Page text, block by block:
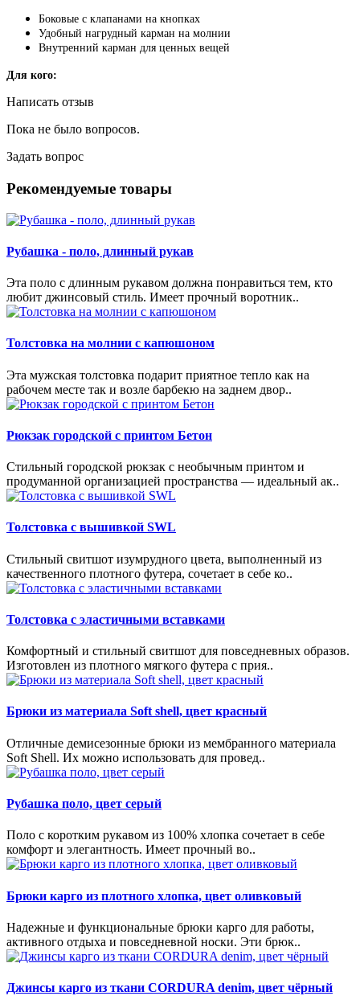
Боковые с клапанами на кнопках
Удобный нагрудный карман на молнии
Внутренний карман для ценных вещей
Для кого:
Написать отзыв
Пока не было вопросов.
Задать вопрос
Рекомендуемые товары
Рубашка - поло, длинный рукав
Эта поло с длинным рукавом должна понравиться тем, кто
любит джинсовый стиль. Имеет прочный воротник..
Толстовка на молнии с капюшоном
Эта мужская толстовка подарит приятное тепло как на
рабочем месте так и возле барбекю на заднем двор..
Рюкзак городской с принтом Бетон
Стильный городской рюкзак с необычным принтом и
продуманной организацией пространства — идеальный ак..
Толстовка с вышивкой SWL
Стильный свитшот изумрудного цвета, выполненный из
качественного плотного футера, сочетает в себе ко..
Толстовка с эластичными вставками
Комфортный и стильный свитшот для повседневных образов.
Изготовлен из плотного мягкого футера с прия..
Брюки из материала Soft shell, цвет красный
Отличные демисезонные брюки из мембранного материала
Soft Shell. Их можно использовать для провед..
Рубашка поло, цвет серый
Поло с коротким рукавом из 100% хлопка сочетает в себе
комфорт и элегантность. Имеет прочный во..
Брюки карго из плотного хлопка, цвет оливковый
Надежные и функциональные брюки карго для работы,
активного отдыха и повседневной носки. Эти брюк..
Джинсы карго из ткани CORDURA denim, цвет чёрный